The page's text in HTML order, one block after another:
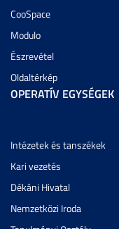
CooSpace
Modulo
Észrevétel
Oldaltérkép
OPERATÍV EGYSÉGEK
Intézetek és tanszékek
Kari vezetés
Dékáni Hivatal
Nemzetközi Iroda